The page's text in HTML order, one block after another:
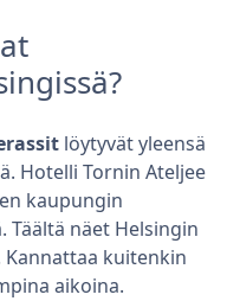
löytyvät yleensä
Hotelli Tornin Ateljee
kaupungin
Täältä näet Helsingin
Kannattaa kuitenkin
aikoina.